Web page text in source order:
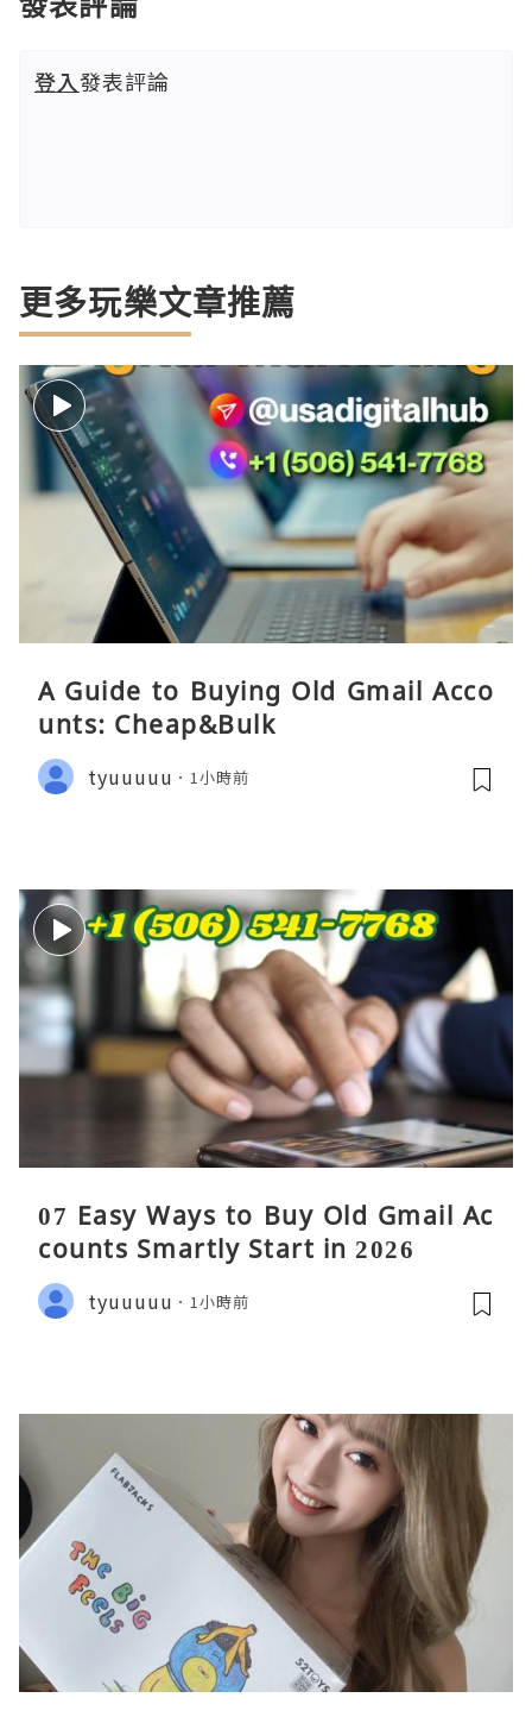
登入發表評論
更多玩樂文章推薦
A Guide to Buying Old Gmail Acco
unts: Cheap&Bulk
tyuuuuu 1小時前
07 Easy Ways to Buy Old Gmail Ac
counts Smartly Start in 2026
tyuuuuu 1小時前